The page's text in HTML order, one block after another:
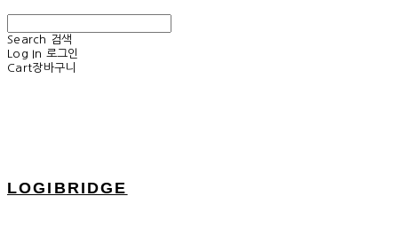
Search
검색
Log In 로그인
Cart장바구니
LOGIBRIDGE